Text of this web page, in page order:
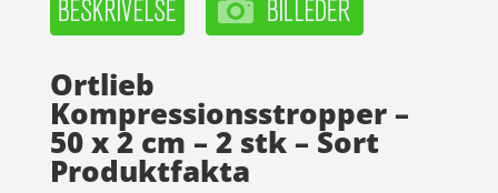
Ortlieb
Kompressionsstropper –
50 x 2 cm – 2 stk – Sort
Produktfakta